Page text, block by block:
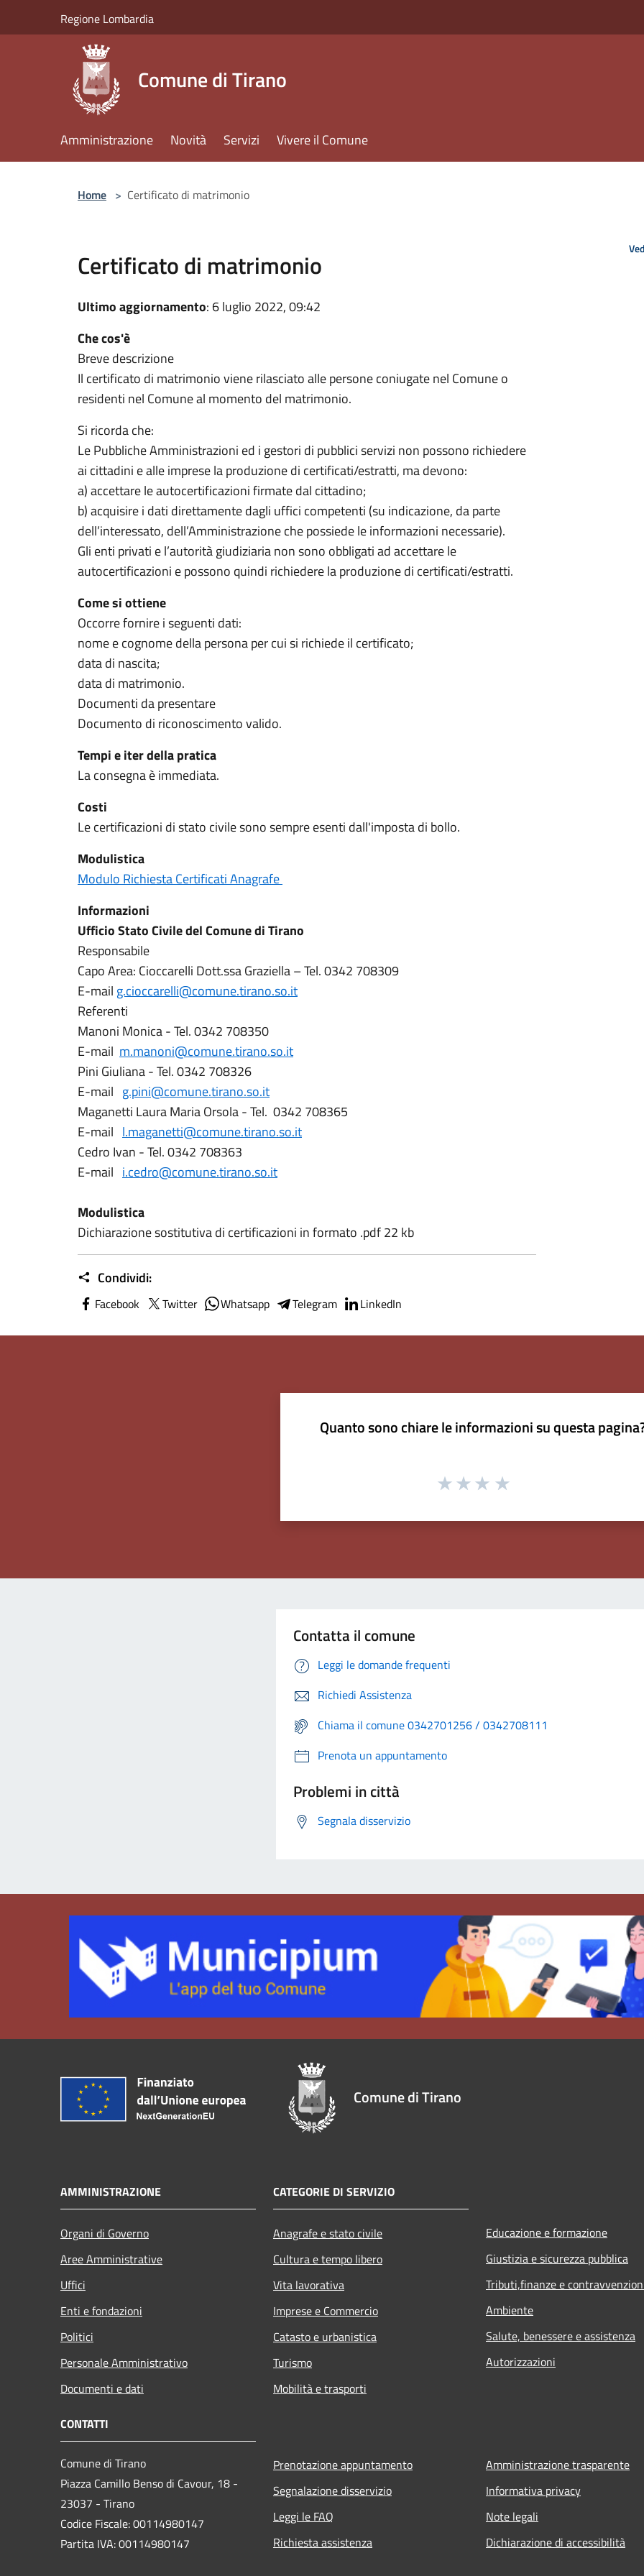
Regione Lombardia
Comune di Tirano
Amministrazione Novità Servizi Vivere il Comune
Home > Certificato di matrimonio
Certificato di matrimonio
Ultimo aggiornamento: 6 luglio 2022, 09:42
Che cos'è
Breve descrizione
Il certificato di matrimonio viene rilasciato alle persone coniugate nel Comune o
residenti nel Comune al momento del matrimonio.
Si ricorda che:
Le Pubbliche Amministrazioni ed i gestori di pubblici servizi non possono richiedere
ai cittadini e alle imprese la produzione di certificati/estratti, ma devono:
a) accettare le autocertificazioni firmate dal cittadino;
b) acquisire i dati direttamente dagli uffici competenti (su indicazione, da parte
dell’interessato, dell’Amministrazione che possiede le informazioni necessarie).
Gli enti privati e l’autorità giudiziaria non sono obbligati ad accettare le
autocertificazioni e possono quindi richiedere la produzione di certificati/estratti.
Come si ottiene
Occorre fornire i seguenti dati:
nome e cognome della persona per cui si richiede il certificato;
data di nascita;
data di matrimonio.
Documenti da presentare
Documento di riconoscimento valido.
Tempi e iter della pratica
La consegna è immediata.
Costi
Le certificazioni di stato civile sono sempre esenti dall'imposta di bollo.
Modulistica
Modulo Richiesta Certificati Anagrafe
Informazioni
Ufficio Stato Civile del Comune di Tirano
Responsabile
Capo Area: Cioccarelli Dott.ssa Graziella – Tel. 0342 708309
E-mail g.cioccarelli@comune.tirano.so.it
Referenti
Manoni Monica - Tel. 0342 708350
E-mail m.manoni@comune.tirano.so.it
Pini Giuliana - Tel. 0342 708326
E-mail g.pini@comune.tirano.so.it
Maganetti Laura Maria Orsola - Tel. 0342 708365
E-mail l.maganetti@comune.tirano.so.it
Cedro Ivan - Tel. 0342 708363
E-mail i.cedro@comune.tirano.so.it
Modulistica
Dichiarazione sostitutiva di certificazioni in formato .pdf 22 kb
Condividi:
Facebook Twitter Whatsapp Telegram LinkedIn
Quanto sono chiare le informazioni su questa
Contatta il comune
Leggi le domande frequenti
Richiedi Assistenza
Chiama il comune 0342701256 / 0342708111
Prenota un appuntamento
Problemi in città
Segnala disservizio
Comune di Tirano
AMMINISTRAZIONE
Organi di Governo
Aree Amministrative
Uffici
Enti e fondazioni
Politici
Personale Amministrativo
Documenti e dati
CATEGORIE DI SERVIZIO
Anagrafe e stato civile
Cultura e tempo libero
Vita lavorativa
Imprese e Commercio
Catasto e urbanistica
Turismo
Mobilità e trasporti
Educazione e formazione
Giustizia e sicurezza pubblica
Tributi,finanze e
Ambiente
Salute, benessere e assistenza
Autorizzazioni
CONTATTI
Comune di Tirano
Piazza Camillo Benso di Cavour, 18 -
23037 - Tirano
Codice Fiscale: 00114980147
Partita IVA: 00114980147
Prenotazione appuntamento
Segnalazione disservizio
Leggi le FAQ
Richiesta assistenza
Amministrazione trasparente
Informativa privacy
Note legali
Dichiarazione di accessibilità